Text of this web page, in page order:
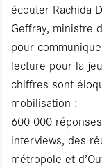
écouter Rachida
Geffray, ministre
pour
lecture pour la
chiffres sont
mobilisation :
600 000
interviews, des
métropole et